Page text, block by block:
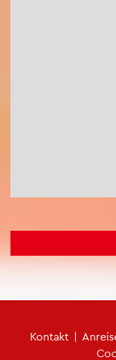
Kon­takt |